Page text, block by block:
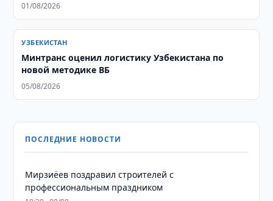
01/08/2026
УЗБЕКИСТАН
Минтранс оценил логистику Узбекистана по
новой методике ВБ
05/08/2026
ПОСЛЕДНИЕ НОВОСТИ
Мирзиёев поздравил строителей с
профессиональным праздником